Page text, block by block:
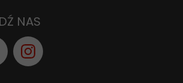
NAS